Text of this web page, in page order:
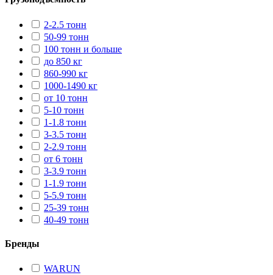
2-2.5 тонн
50-99 тонн
100 тонн и больше
до 850 кг
860-990 кг
1000-1490 кг
от 10 тонн
5-10 тонн
1-1.8 тонн
3-3.5 тонн
2-2.9 тонн
от 6 тонн
3-3.9 тонн
1-1.9 тонн
5-5.9 тонн
25-39 тонн
40-49 тонн
Бренды
WARUN